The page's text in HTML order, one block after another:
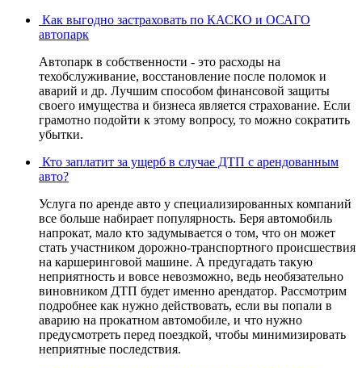
Как выгодно застраховать по КАСКО и ОСАГО
автопарк
Автопарк в собственности - это расходы на
техобслуживание, восстановление после поломок и
аварий и др. Лучшим способом финансовой защиты
своего имущества и бизнеса является страхование. Если
грамотно подойти к этому вопросу, то можно сократить
убытки.
Кто заплатит за ущерб в случае ДТП с арендованным
авто?
Услуга по аренде авто у специализированных компаний
все больше набирает популярность. Беря автомобиль
напрокат, мало кто задумывается о том, что он может
стать участником дорожно-транспортного происшествия
на каршеринговой машине. А предугадать такую
неприятность и вовсе невозможно, ведь необязательно
виновником ДТП будет именно арендатор. Рассмотрим
подробнее как нужно действовать, если вы попали в
аварию на прокатном автомобиле, и что нужно
предусмотреть перед поездкой, чтобы минимизировать
неприятные последствия.